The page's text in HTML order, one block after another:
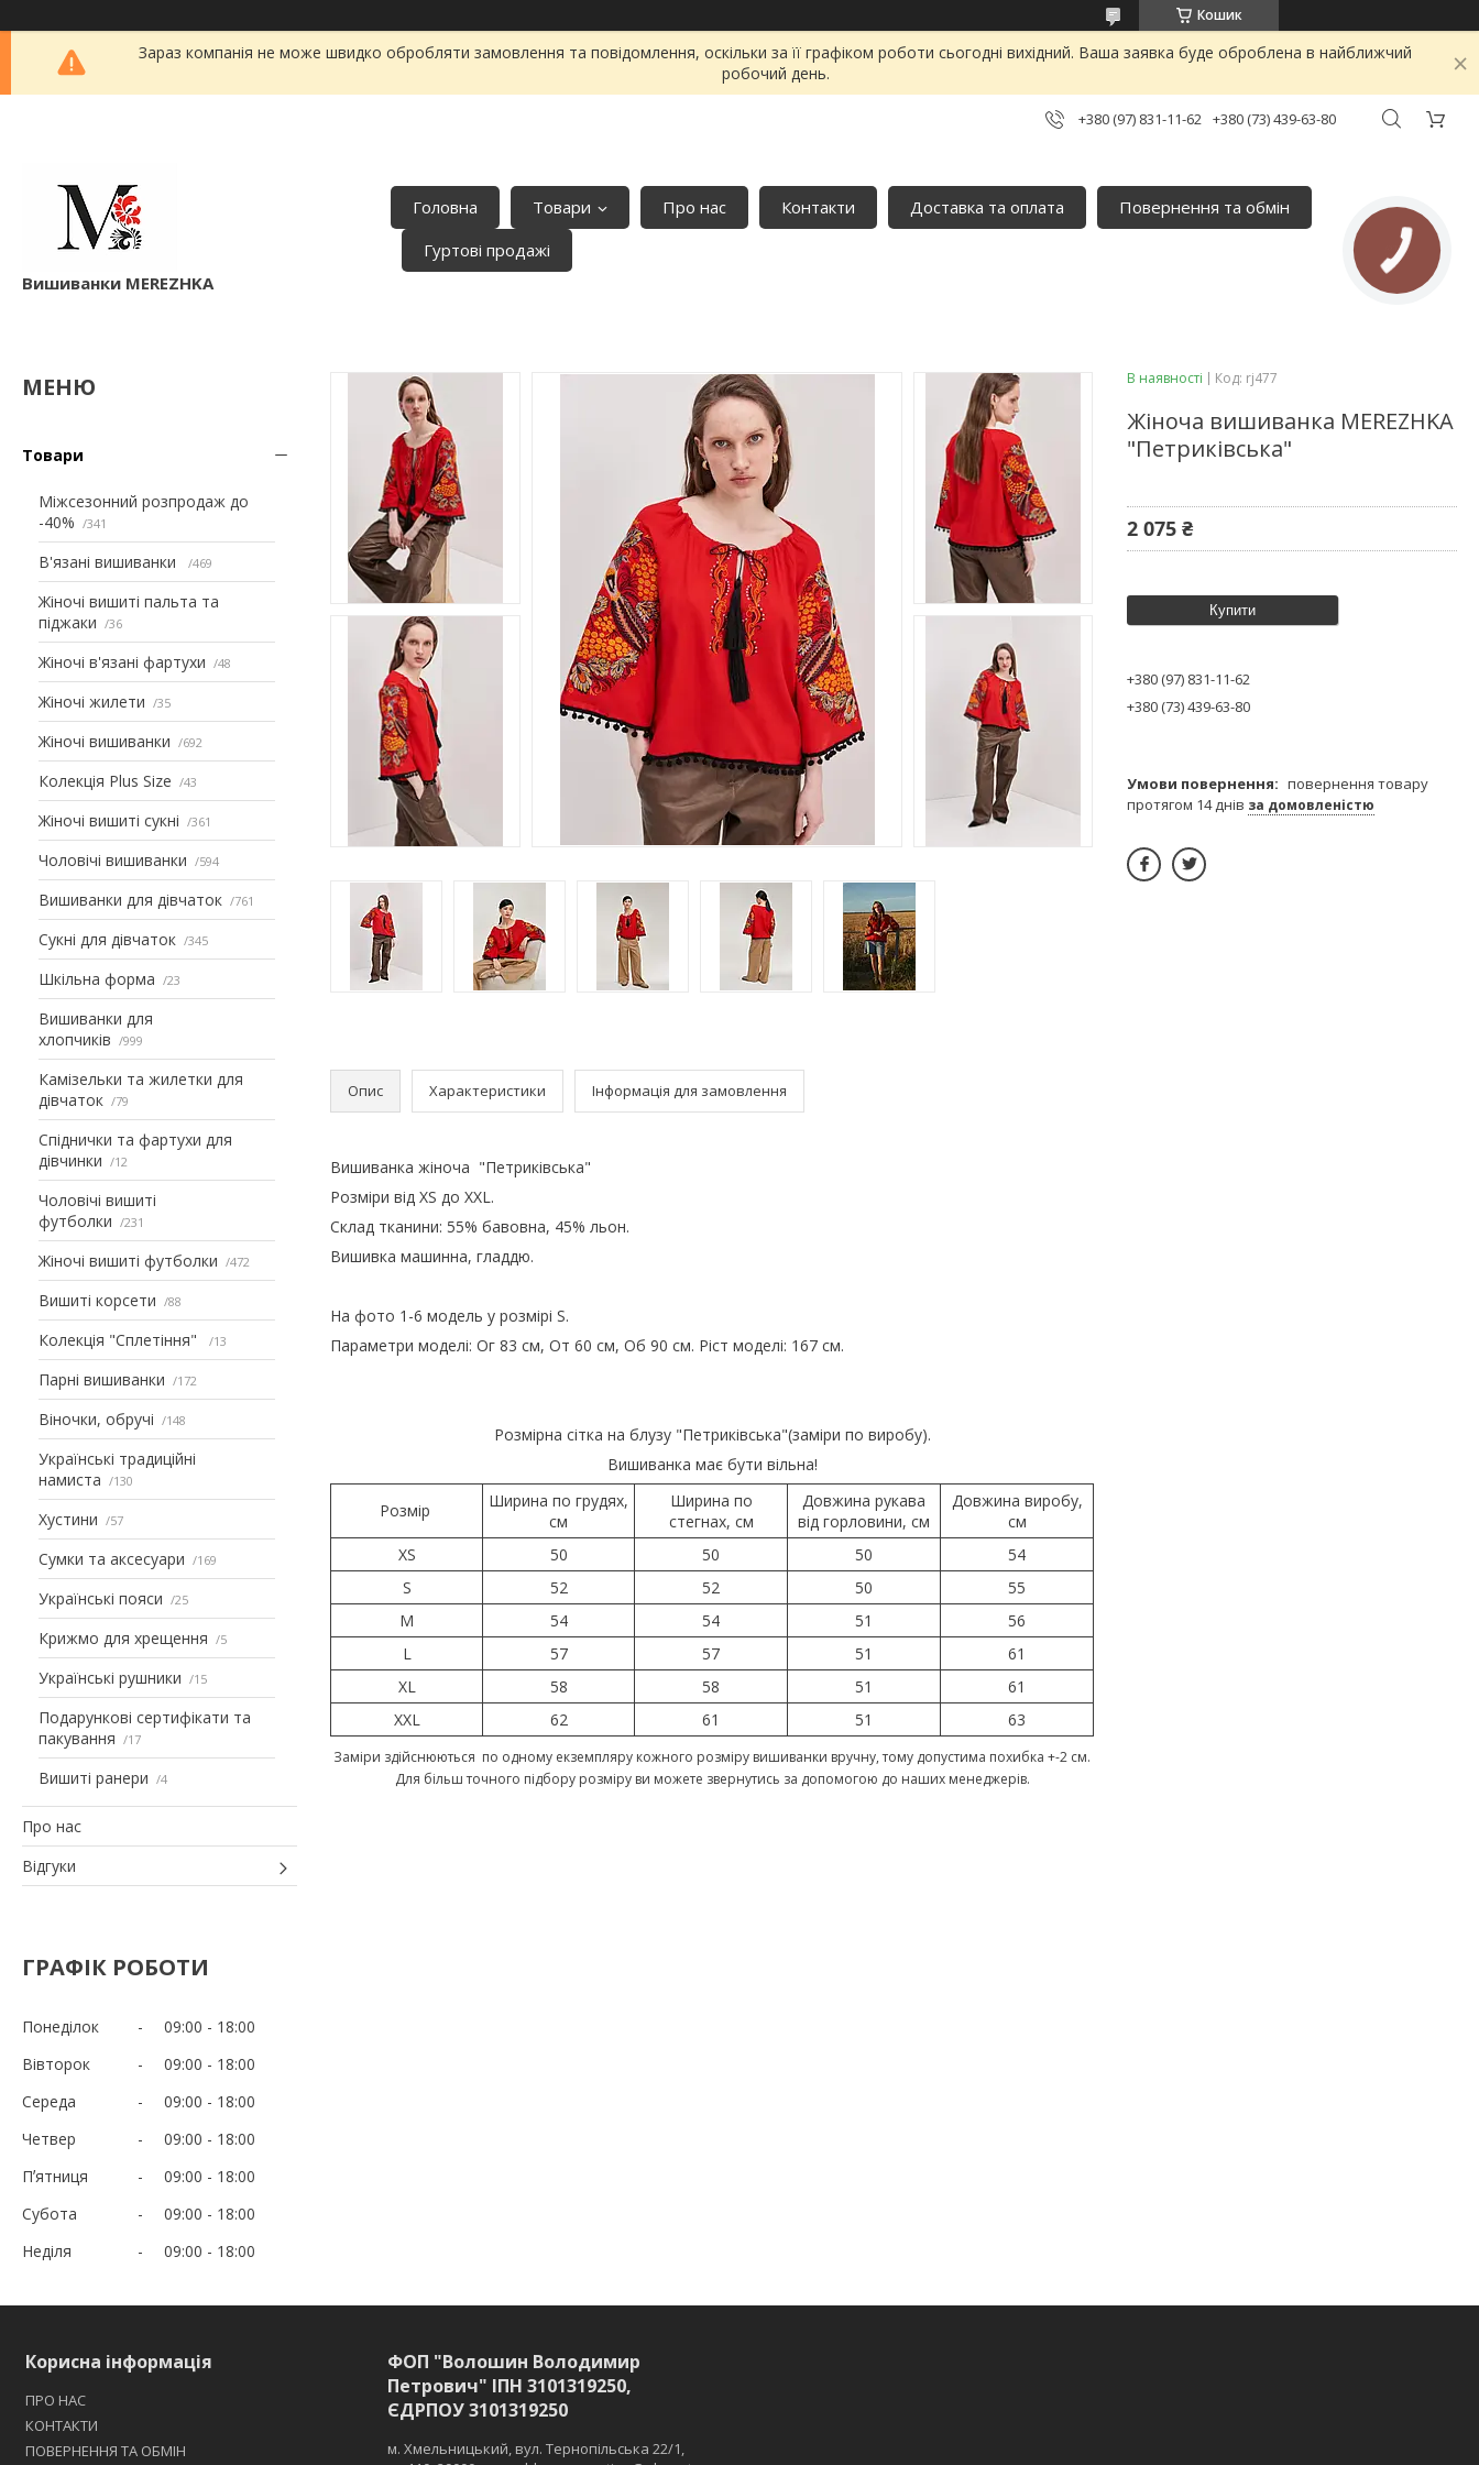
Кошик
Зараз компанія не може швидко обробляти замовлення та повідомлення, оскільки за її графіком роботи сьогодні вихідний. Ваша заявка буде оброблена в найближчий
робочий день.
+380 (97) 831-11-62 +380 (73) 439-63-80
Вишиванки MEREZHKA
Головна Товари Про нас Контакти Доставка та оплата
Повернення та обмін
Гуртові продажі
Товари
Міжсезонний розпродаж до
-40%
341
В'язані вишиванки 469
Жіночі вишиті пальта та
піджаки
36
Жіночі в'язані фартухи 48
Жіночі жилети 35
Жіночі вишиванки 692
Колекція Plus Size 43
Жіночі вишиті сукні 361
Чоловічі вишиванки 594
Вишиванки для дівчаток 761
Сукні для дівчаток 345
Шкільна форма 23
Вишиванки для
хлопчиків
999
Камізельки та жилетки для
дівчаток
79
Спіднички та фартухи для
дівчинки
12
Чоловічі вишиті
футболки
231
Жіночі вишиті футболки 472
Вишиті корсети 88
Колекція "Сплетіння" 13
Парні вишиванки 172
Віночки, обручі 148
Українські традиційні
намиста
130
Хустини 57
Сумки та аксесуари 169
Українські пояси 25
Крижмо для хрещення 5
Українські рушники 15
Подарункові сертифікати та
пакування
17
Вишиті ранери 4
Про нас
Відгуки
ГРАФІК РОБОТИ
Понеділок 09:00
18:00
Вівторок
09:00
18:00
Середа
09:00
18:00
Четвер
09:00
18:00
Пʼятниця
09:00
18:00
Субота
09:00
18:00
Неділя
09:00 18:00
Опис Характеристики Інформація для замовлення
Вишиванка жіноча "Петриківська"
Розміри від XS до XXL.
Склад тканини: 55% бавовна, 45% льон.
Вишивка машинна, гладдю.
На фото 1-6 модель у розмірі S.
Параметри моделі: Ог 83 см, От 60 см, Об 90 см. Ріст моделі: 167 см.
Розмірна сітка на блузу "Петриківська"(заміри по виробу).
Вишиванка має бути вільна!
Розмір
Ширина по грудях,
см
Ширина по
стегнах, см
Довжина рукава
від горловини, см
Довжина виробу,
см
XS
50 50 50
54
S
52 52 50
55
M
54 54 51
56
L
57 57 51
61
XL
58 58 51
61
XXL
62 61 51 63
Заміри здійснюються по одному екземпляру кожного розміру вишиванки вручну, тому допустима похибка +-2 см.
Для більш точного підбору розміру ви можете звернутись за допомогою до наших менеджерів.
В наявності Код: rj477
Жіноча вишиванка MEREZHKA
"Петриківська"
2 075 ₴
Купити
+380 (97) 831-11-62
+380 (73) 439-63-80
повернення товару
протягом 14 днів за домовленістю
Корисна інформація
ПРО НАС
КОНТАКТИ
ПОВЕРНЕННЯ ТА ОБМІН
ФОП "Волошин Володимир
Петрович" ІПН 3101319250,
ЄДРПОУ 3101319250
м. Хмельницький, вул. Тернопільська 22/1,
КНОПКА
ЗВ'ЯЗКУ